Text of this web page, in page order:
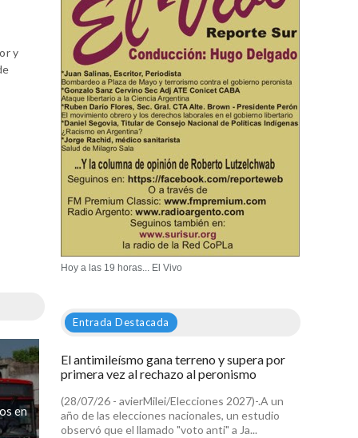
y
en
Hoy a las 19 horas... El Vivo
Entrada Destacada
El antimileísmo gana terreno y supera por
primera vez al rechazo al peronismo
(28/07/26 - avierMilei/Elecciones 2027)-.A un
año de las elecciones nacionales, un estudio
observó que el llamado "voto anti" a Ja...